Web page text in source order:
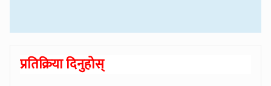
प्रतिक्रिया दिनुहोस्